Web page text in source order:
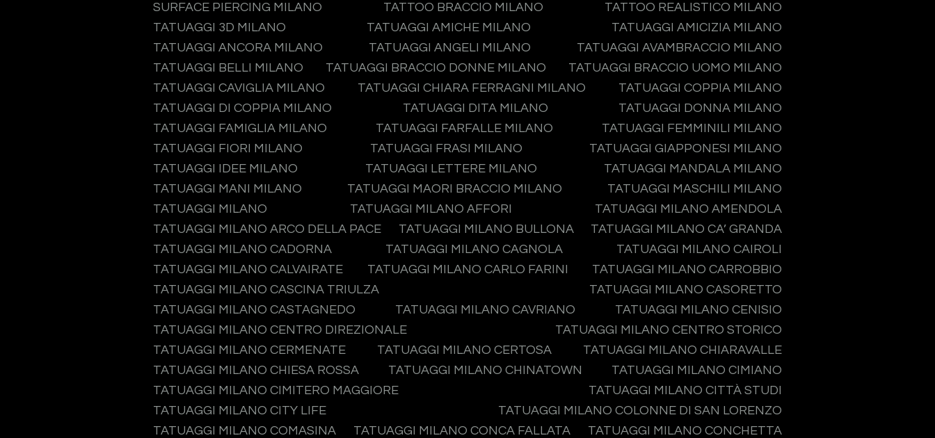
SURFACE PIERCING MILANO
TATTOO BRACCIO MILANO
TATTOO REALISTICO MILANO
TATUAGGI 3D MILANO
TATUAGGI AMICHE MILANO
TATUAGGI AMICIZIA MILANO
TATUAGGI ANCORA MILANO
TATUAGGI ANGELI MILANO
TATUAGGI AVAMBRACCIO MILANO
TATUAGGI BELLI MILANO
TATUAGGI BRACCIO DONNE MILANO
TATUAGGI BRACCIO UOMO MILANO
TATUAGGI CAVIGLIA MILANO
TATUAGGI CHIARA FERRAGNI MILANO
TATUAGGI COPPIA MILANO
TATUAGGI DI COPPIA MILANO
TATUAGGI DITA MILANO
TATUAGGI DONNA MILANO
TATUAGGI FAMIGLIA MILANO
TATUAGGI FARFALLE MILANO
TATUAGGI FEMMINILI MILANO
TATUAGGI FIORI MILANO
TATUAGGI FRASI MILANO
TATUAGGI GIAPPONESI MILANO
TATUAGGI IDEE MILANO
TATUAGGI LETTERE MILANO
TATUAGGI MANDALA MILANO
TATUAGGI MANI MILANO
TATUAGGI MAORI BRACCIO MILANO
TATUAGGI MASCHILI MILANO
TATUAGGI MILANO
TATUAGGI MILANO AFFORI
TATUAGGI MILANO AMENDOLA
TATUAGGI MILANO ARCO DELLA PACE
TATUAGGI MILANO BULLONA
TATUAGGI MILANO CA’ GRANDA
TATUAGGI MILANO CADORNA
TATUAGGI MILANO CAGNOLA
TATUAGGI MILANO CAIROLI
TATUAGGI MILANO CALVAIRATE
TATUAGGI MILANO CARLO FARINI
TATUAGGI MILANO CARROBBIO
TATUAGGI MILANO CASCINA TRIULZA
TATUAGGI MILANO CASORETTO
TATUAGGI MILANO CASTAGNEDO
TATUAGGI MILANO CAVRIANO
TATUAGGI MILANO CENISIO
TATUAGGI MILANO CENTRO DIREZIONALE
TATUAGGI MILANO CENTRO STORICO
TATUAGGI MILANO CERMENATE
TATUAGGI MILANO CERTOSA
TATUAGGI MILANO CHIARAVALLE
TATUAGGI MILANO CHIESA ROSSA
TATUAGGI MILANO CHINATOWN
TATUAGGI MILANO CIMIANO
TATUAGGI MILANO CIMITERO MAGGIORE
TATUAGGI MILANO CITTÀ STUDI
TATUAGGI MILANO CITY LIFE
TATUAGGI MILANO COLONNE DI SAN LORENZO
TATUAGGI MILANO COMASINA
TATUAGGI MILANO CONCA FALLATA
TATUAGGI MILANO CONCHETTA